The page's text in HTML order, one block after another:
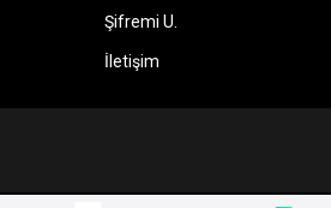
Şifremi U.
İletişim